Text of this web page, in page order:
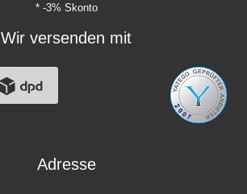
* -3% Skonto
Wir versenden mit
Adresse